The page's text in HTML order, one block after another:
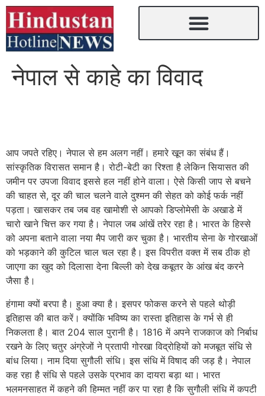
नेपाल से काहे का विवाद
आप जपते रहिए। नेपाल से हम अलग नहीं। हमारे खून का संबंध हैं।
सांस्कृतिक विरासत समान है। रोटी-बेटी का रिश्ता है लेकिन सियासत की
जमीन पर उपजा विवाद इससे हल नहीं होने वाला। ऐसे किसी जाप से बचने
की चाहत से, दूर की चाल चलने वाले दुश्मन की सेहत को कोई फर्क नहीं
पड़ता। खासकर तब जब वह खामोशी से आपको डिप्लोमेसी के अखाडे में
चारो खाने चित्त कर गया है। नेपाल जब आंखें तरेर रहा है। भारत के हिस्से
को अपना बताने वाला नया मैप जारी कर चुका है। भारतीय सेना के गोरखाओं
को भड़काने की कुटिल चाल चल रहा है। इस विपरीत वक्त में सब ठीक हो
जाएगा का खुद को दिलासा देना बिल्ली को देख कबूतर के आंख बंद करने
जैसा है।
हंगामा क्यों बरपा है। हुआ क्या है। इसपर फोकस करने से पहले थोड़ी
इतिहास की बात करें। क्योंकि भविष्य का रास्ता इतिहास के गर्भ से ही
निकलता है। बात 204 साल पुरानी है। 1816 में अपने राजकाज को निर्बाध
रखने के लिए चतुर अंग्रेजों ने प्रतापी गोरखा विद्रोहियों को मजबूत संधि से
बांध लिया। नाम दिया सुगौली संधि। इस संधि में विषाद की जड़ है। नेपाल
कह रहा है संधि से पहले उसके प्रभाव का दायरा बड़ा था। भारत
भलमनसाहत में कहने की हिम्मत नहीं कर पा रहा है कि सुगौली संधि में कपटी